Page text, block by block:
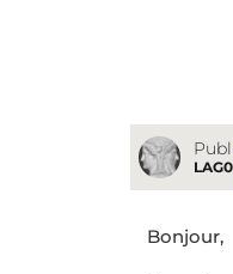
LAG0
Bonjour,